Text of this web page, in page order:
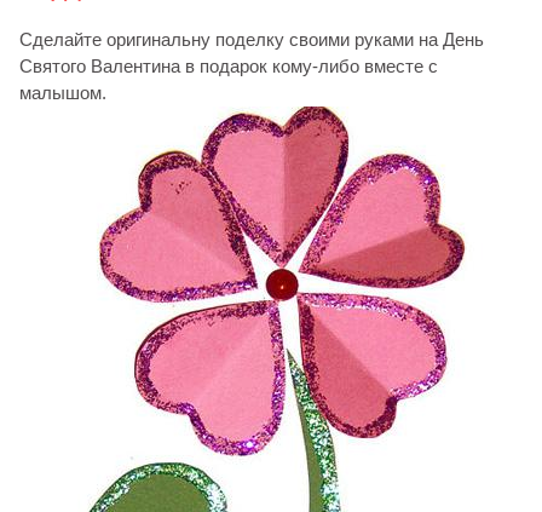
Сделайте оригинальну поделку своими руками на День
Святого Валентина в подарок кому-либо вместе с
малышом.